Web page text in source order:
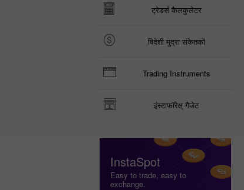
ट्रेडर्स कैलकुलेटर
विदेशी मुद्रा संकेतकों
Trading Instruments
इंस्टाफॉरेक्ष् गैजेट
InstaSpot
Easy to trade, easy to
exchange.